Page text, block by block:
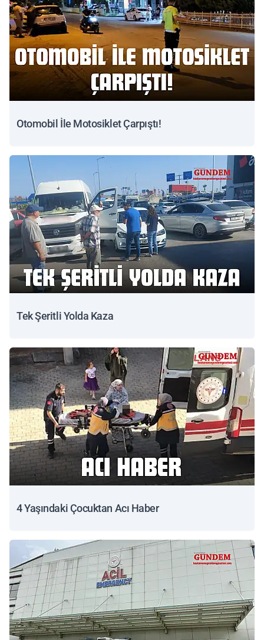
Otomobil İle Motosiklet Çarpıştı!
Tek Şeritli Yolda Kaza
4 Yaşındaki Çocuktan Acı Haber